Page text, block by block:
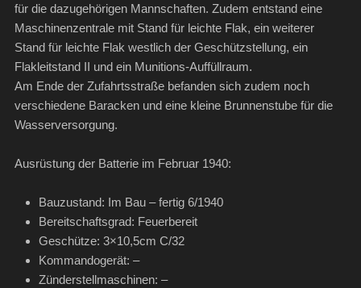
für die dazugehörigen Mannschaften. Zudem entstand eine
Maschinenzentrale mit Stand für leichte Flak, ein weiterer
Stand für leichte Flak westlich der Geschützstellung, ein
Flakleitstand II und ein Munitions-Auffüllraum.
Am Ende der Zufahrtsstraße befanden sich zudem noch
verschiedene Baracken und eine kleine Brunnenstube für die
Wasserversorgung.
Ausrüstung der Batterie im Februar 1940:
Bauzustand: Im Bau – fertig 6/1940
Bereitschaftsgrad: Feuerbereit
Geschütze: 3×10,5cm C/32
Kommandogerät: –
Zünderstellmaschinen: –